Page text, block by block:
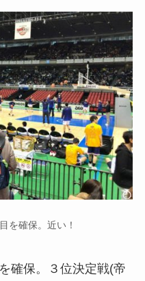
を確保。近い！
確保。３位決定戦(帝